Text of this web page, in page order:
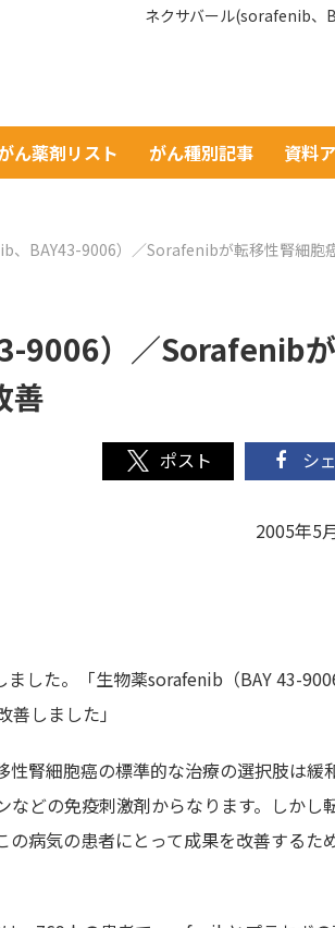
ネクサバール(sorafenib、
ん薬剤リスト がん種別記事 資料
、BAY43-9006）／Sorafenibが転移性腎細胞
9006）／Sorafenib
善
シ
2005年5
した。「生物薬sorafenib（BAY 43-
しました」
腎細胞癌の標準的な治療の選択肢は緩
どの免疫刺激剤からなります。しかし
病気の患者にとって成果を改善するた